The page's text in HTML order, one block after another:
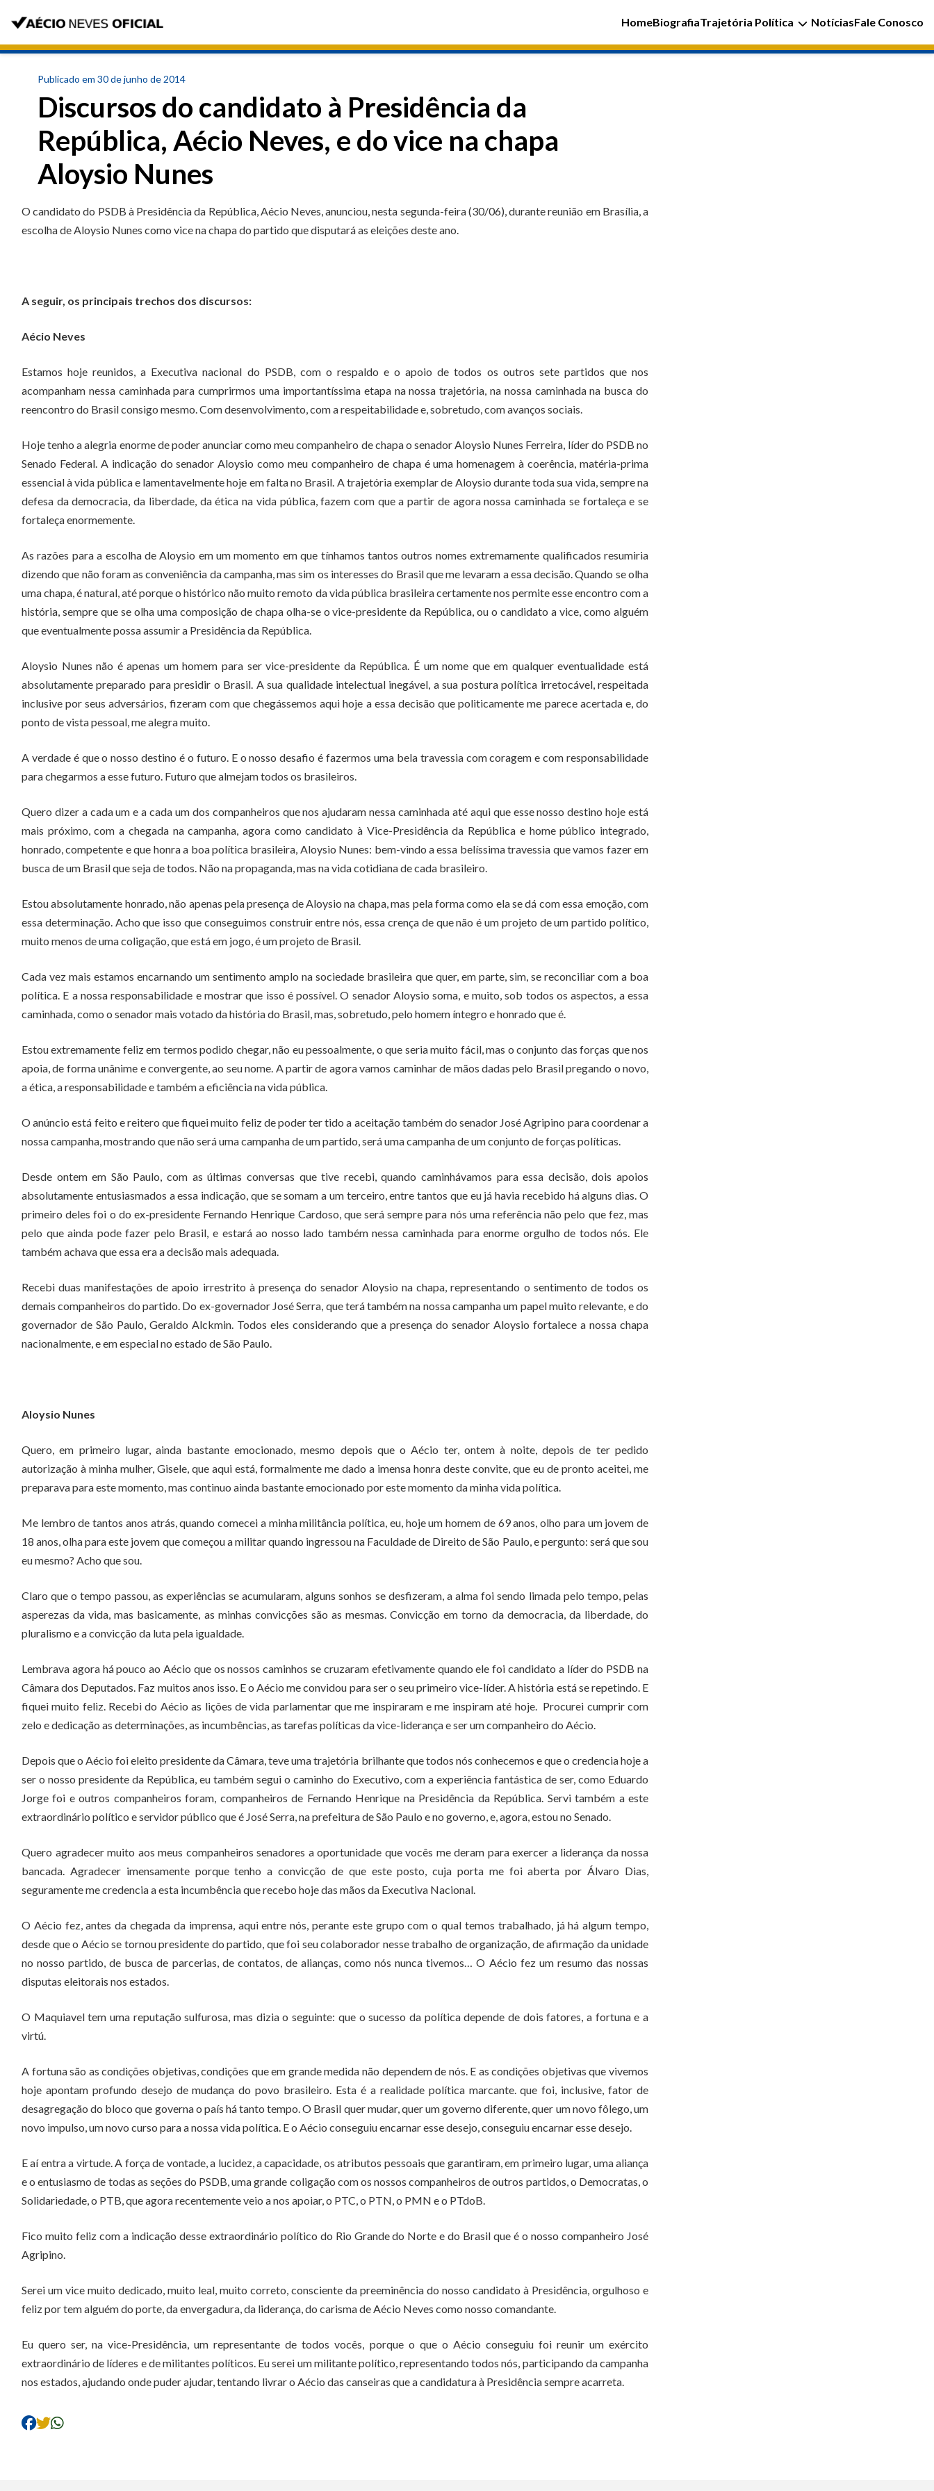
HomeBiografiaTrajetória Política NotíciasFale Conosco
Publicado em 30 de junho de 2014
Discursos do candidato à Presidência da
República, Aécio Neves, e do vice na chapa
Aloysio Nunes
O candidato do PSDB à Presidência da República, Aécio Neves, anunciou, nesta segunda-feira (30/06), durante reunião em Brasília, a
escolha de Aloysio Nunes como vice na chapa do partido que disputará as eleições deste ano.
A seguir, os principais trechos dos discursos:
Aécio Neves
Estamos hoje reunidos, a Executiva nacional do PSDB, com o respaldo e o apoio de todos os outros sete partidos que nos
acompanham nessa caminhada para cumprirmos uma importantíssima etapa na nossa trajetória, na nossa caminhada na busca do
reencontro do Brasil consigo mesmo. Com desenvolvimento, com a respeitabilidade e, sobretudo, com avanços sociais.
Hoje tenho a alegria enorme de poder anunciar como meu companheiro de chapa o senador Aloysio Nunes Ferreira, líder do PSDB no
Senado Federal. A indicação do senador Aloysio como meu companheiro de chapa é uma homenagem à coerência, matéria-prima
essencial à vida pública e lamentavelmente hoje em falta no Brasil. A trajetória exemplar de Aloysio durante toda sua vida, sempre na
defesa da democracia, da liberdade, da ética na vida pública, fazem com que a partir de agora nossa caminhada se fortaleça e se
fortaleça enormemente.
As razões para a escolha de Aloysio em um momento em que tínhamos tantos outros nomes extremamente qualificados resumiria
dizendo que não foram as conveniência da campanha, mas sim os interesses do Brasil que me levaram a essa decisão. Quando se olha
uma chapa, é natural, até porque o histórico não muito remoto da vida pública brasileira certamente nos permite esse encontro com a
história, sempre que se olha uma composição de chapa olha-se o vice-presidente da República, ou o candidato a vice, como alguém
que eventualmente possa assumir a Presidência da República.
Aloysio Nunes não é apenas um homem para ser vice-presidente da República. É um nome que em qualquer eventualidade está
absolutamente preparado para presidir o Brasil. A sua qualidade intelectual inegável, a sua postura política irretocável, respeitada
inclusive por seus adversários, fizeram com que chegássemos aqui hoje a essa decisão que politicamente me parece acertada e, do
ponto de vista pessoal, me alegra muito.
A verdade é que o nosso destino é o futuro. E o nosso desafio é fazermos uma bela travessia com coragem e com responsabilidade
para chegarmos a esse futuro. Futuro que almejam todos os brasileiros.
Quero dizer a cada um e a cada um dos companheiros que nos ajudaram nessa caminhada até aqui que esse nosso destino hoje está
mais próximo, com a chegada na campanha, agora como candidato à Vice-Presidência da República e home público integrado,
honrado, competente e que honra a boa política brasileira, Aloysio Nunes: bem-vindo a essa belíssima travessia que vamos fazer em
busca de um Brasil que seja de todos. Não na propaganda, mas na vida cotidiana de cada brasileiro.
Estou absolutamente honrado, não apenas pela presença de Aloysio na chapa, mas pela forma como ela se dá com essa emoção, com
essa determinação. Acho que isso que conseguimos construir entre nós, essa crença de que não é um projeto de um partido político,
muito menos de uma coligação, que está em jogo, é um projeto de Brasil.
Cada vez mais estamos encarnando um sentimento amplo na sociedade brasileira que quer, em parte, sim, se reconciliar com a boa
política. E a nossa responsabilidade e mostrar que isso é possível. O senador Aloysio soma, e muito, sob todos os aspectos, a essa
caminhada, como o senador mais votado da história do Brasil, mas, sobretudo, pelo homem íntegro e honrado que é.
Estou extremamente feliz em termos podido chegar, não eu pessoalmente, o que seria muito fácil, mas o conjunto das forças que nos
apoia, de forma unânime e convergente, ao seu nome. A partir de agora vamos caminhar de mãos dadas pelo Brasil pregando o novo,
a ética, a responsabilidade e também a eficiência na vida pública.
O anúncio está feito e reitero que fiquei muito feliz de poder ter tido a aceitação também do senador José Agripino para coordenar a
nossa campanha, mostrando que não será uma campanha de um partido, será uma campanha de um conjunto de forças políticas.
Desde ontem em São Paulo, com as últimas conversas que tive recebi, quando caminhávamos para essa decisão, dois apoios
absolutamente entusiasmados a essa indicação, que se somam a um terceiro, entre tantos que eu já havia recebido há alguns dias. O
primeiro deles foi o do ex-presidente Fernando Henrique Cardoso, que será sempre para nós uma referência não pelo que fez, mas
pelo que ainda pode fazer pelo Brasil, e estará ao nosso lado também nessa caminhada para enorme orgulho de todos nós. Ele
também achava que essa era a decisão mais adequada.
Recebi duas manifestações de apoio irrestrito à presença do senador Aloysio na chapa, representando o sentimento de todos os
demais companheiros do partido. Do ex-governador José Serra, que terá também na nossa campanha um papel muito relevante, e do
governador de São Paulo, Geraldo Alckmin. Todos eles considerando que a presença do senador Aloysio fortalece a nossa chapa
nacionalmente, e em especial no estado de São Paulo.
Aloysio Nunes
Quero, em primeiro lugar, ainda bastante emocionado, mesmo depois que o Aécio ter, ontem à noite, depois de ter pedido
autorização à minha mulher, Gisele, que aqui está, formalmente me dado a imensa honra deste convite, que eu de pronto aceitei, me
preparava para este momento, mas continuo ainda bastante emocionado por este momento da minha vida política.
Me lembro de tantos anos atrás, quando comecei a minha militância política, eu, hoje um homem de 69 anos, olho para um jovem de
18 anos, olha para este jovem que começou a militar quando ingressou na Faculdade de Direito de São Paulo, e pergunto: será que sou
eu mesmo? Acho que sou.
Claro que o tempo passou, as experiências se acumularam, alguns sonhos se desfizeram, a alma foi sendo limada pelo tempo, pelas
asperezas da vida, mas basicamente, as minhas convicções são as mesmas. Convicção em torno da democracia, da liberdade, do
pluralismo e a convicção da luta pela igualdade.
Lembrava agora há pouco ao Aécio que os nossos caminhos se cruzaram efetivamente quando ele foi candidato a líder do PSDB na
Câmara dos Deputados. Faz muitos anos isso. E o Aécio me convidou para ser o seu primeiro vice-líder. A história está se repetindo. E
fiquei muito feliz. Recebi do Aécio as lições de vida parlamentar que me inspiraram e me inspiram até hoje. Procurei cumprir com
zelo e dedicação as determinações, as incumbências, as tarefas políticas da vice-liderança e ser um companheiro do Aécio.
Depois que o Aécio foi eleito presidente da Câmara, teve uma trajetória brilhante que todos nós conhecemos e que o credencia hoje a
ser o nosso presidente da República, eu também segui o caminho do Executivo, com a experiência fantástica de ser, como Eduardo
Jorge foi e outros companheiros foram, companheiros de Fernando Henrique na Presidência da República. Servi também a este
extraordinário político e servidor público que é José Serra, na prefeitura de São Paulo e no governo, e, agora, estou no Senado.
Quero agradecer muito aos meus companheiros senadores a oportunidade que vocês me deram para exercer a liderança da nossa
bancada. Agradecer imensamente porque tenho a convicção de que este posto, cuja porta me foi aberta por Álvaro Dias,
seguramente me credencia a esta incumbência que recebo hoje das mãos da Executiva Nacional.
O Aécio fez, antes da chegada da imprensa, aqui entre nós, perante este grupo com o qual temos trabalhado, já há algum tempo,
desde que o Aécio se tornou presidente do partido, que foi seu colaborador nesse trabalho de organização, de afirmação da unidade
no nosso partido, de busca de parcerias, de contatos, de alianças, como nós nunca tivemos… O Aécio fez um resumo das nossas
disputas eleitorais nos estados.
O Maquiavel tem uma reputação sulfurosa, mas dizia o seguinte: que o sucesso da política depende de dois fatores, a fortuna e a
virtú.
A fortuna são as condições objetivas, condições que em grande medida não dependem de nós. E as condições objetivas que vivemos
hoje apontam profundo desejo de mudança do povo brasileiro. Esta é a realidade política marcante. que foi, inclusive, fator de
desagregação do bloco que governa o país há tanto tempo. O Brasil quer mudar, quer um governo diferente, quer um novo fôlego, um
novo impulso, um novo curso para a nossa vida política. E o Aécio conseguiu encarnar esse desejo, conseguiu encarnar esse desejo.
E aí entra a virtude. A força de vontade, a lucidez, a capacidade, os atributos pessoais que garantiram, em primeiro lugar, uma aliança
e o entusiasmo de todas as seções do PSDB, uma grande coligação com os nossos companheiros de outros partidos, o Democratas, o
Solidariedade, o PTB, que agora recentemente veio a nos apoiar, o PTC, o PTN, o PMN e o PTdoB.
Fico muito feliz com a indicação desse extraordinário político do Rio Grande do Norte e do Brasil que é o nosso companheiro José
Agripino.
Serei um vice muito dedicado, muito leal, muito correto, consciente da preeminência do nosso candidato à Presidência, orgulhoso e
feliz por tem alguém do porte, da envergadura, da liderança, do carisma de Aécio Neves como nosso comandante.
Eu quero ser, na vice-Presidência, um representante de todos vocês, porque o que o Aécio conseguiu foi reunir um exército
extraordinário de líderes e de militantes políticos. Eu serei um militante político, representando todos nós, participando da campanha
nos estados, ajudando onde puder ajudar, tentando livrar o Aécio das canseiras que a candidatura à Presidência sempre acarreta.